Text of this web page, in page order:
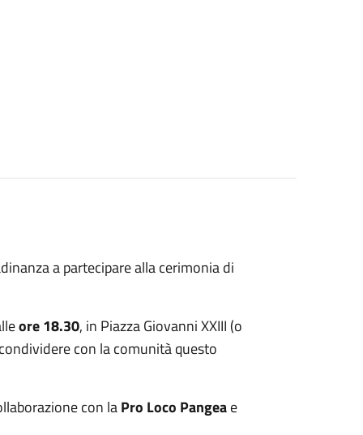
a partecipare alla cerimonia di
ore 18.30, in Piazza Giovanni XXIII (o
con la comunità questo
con laPro Loco Pangeae